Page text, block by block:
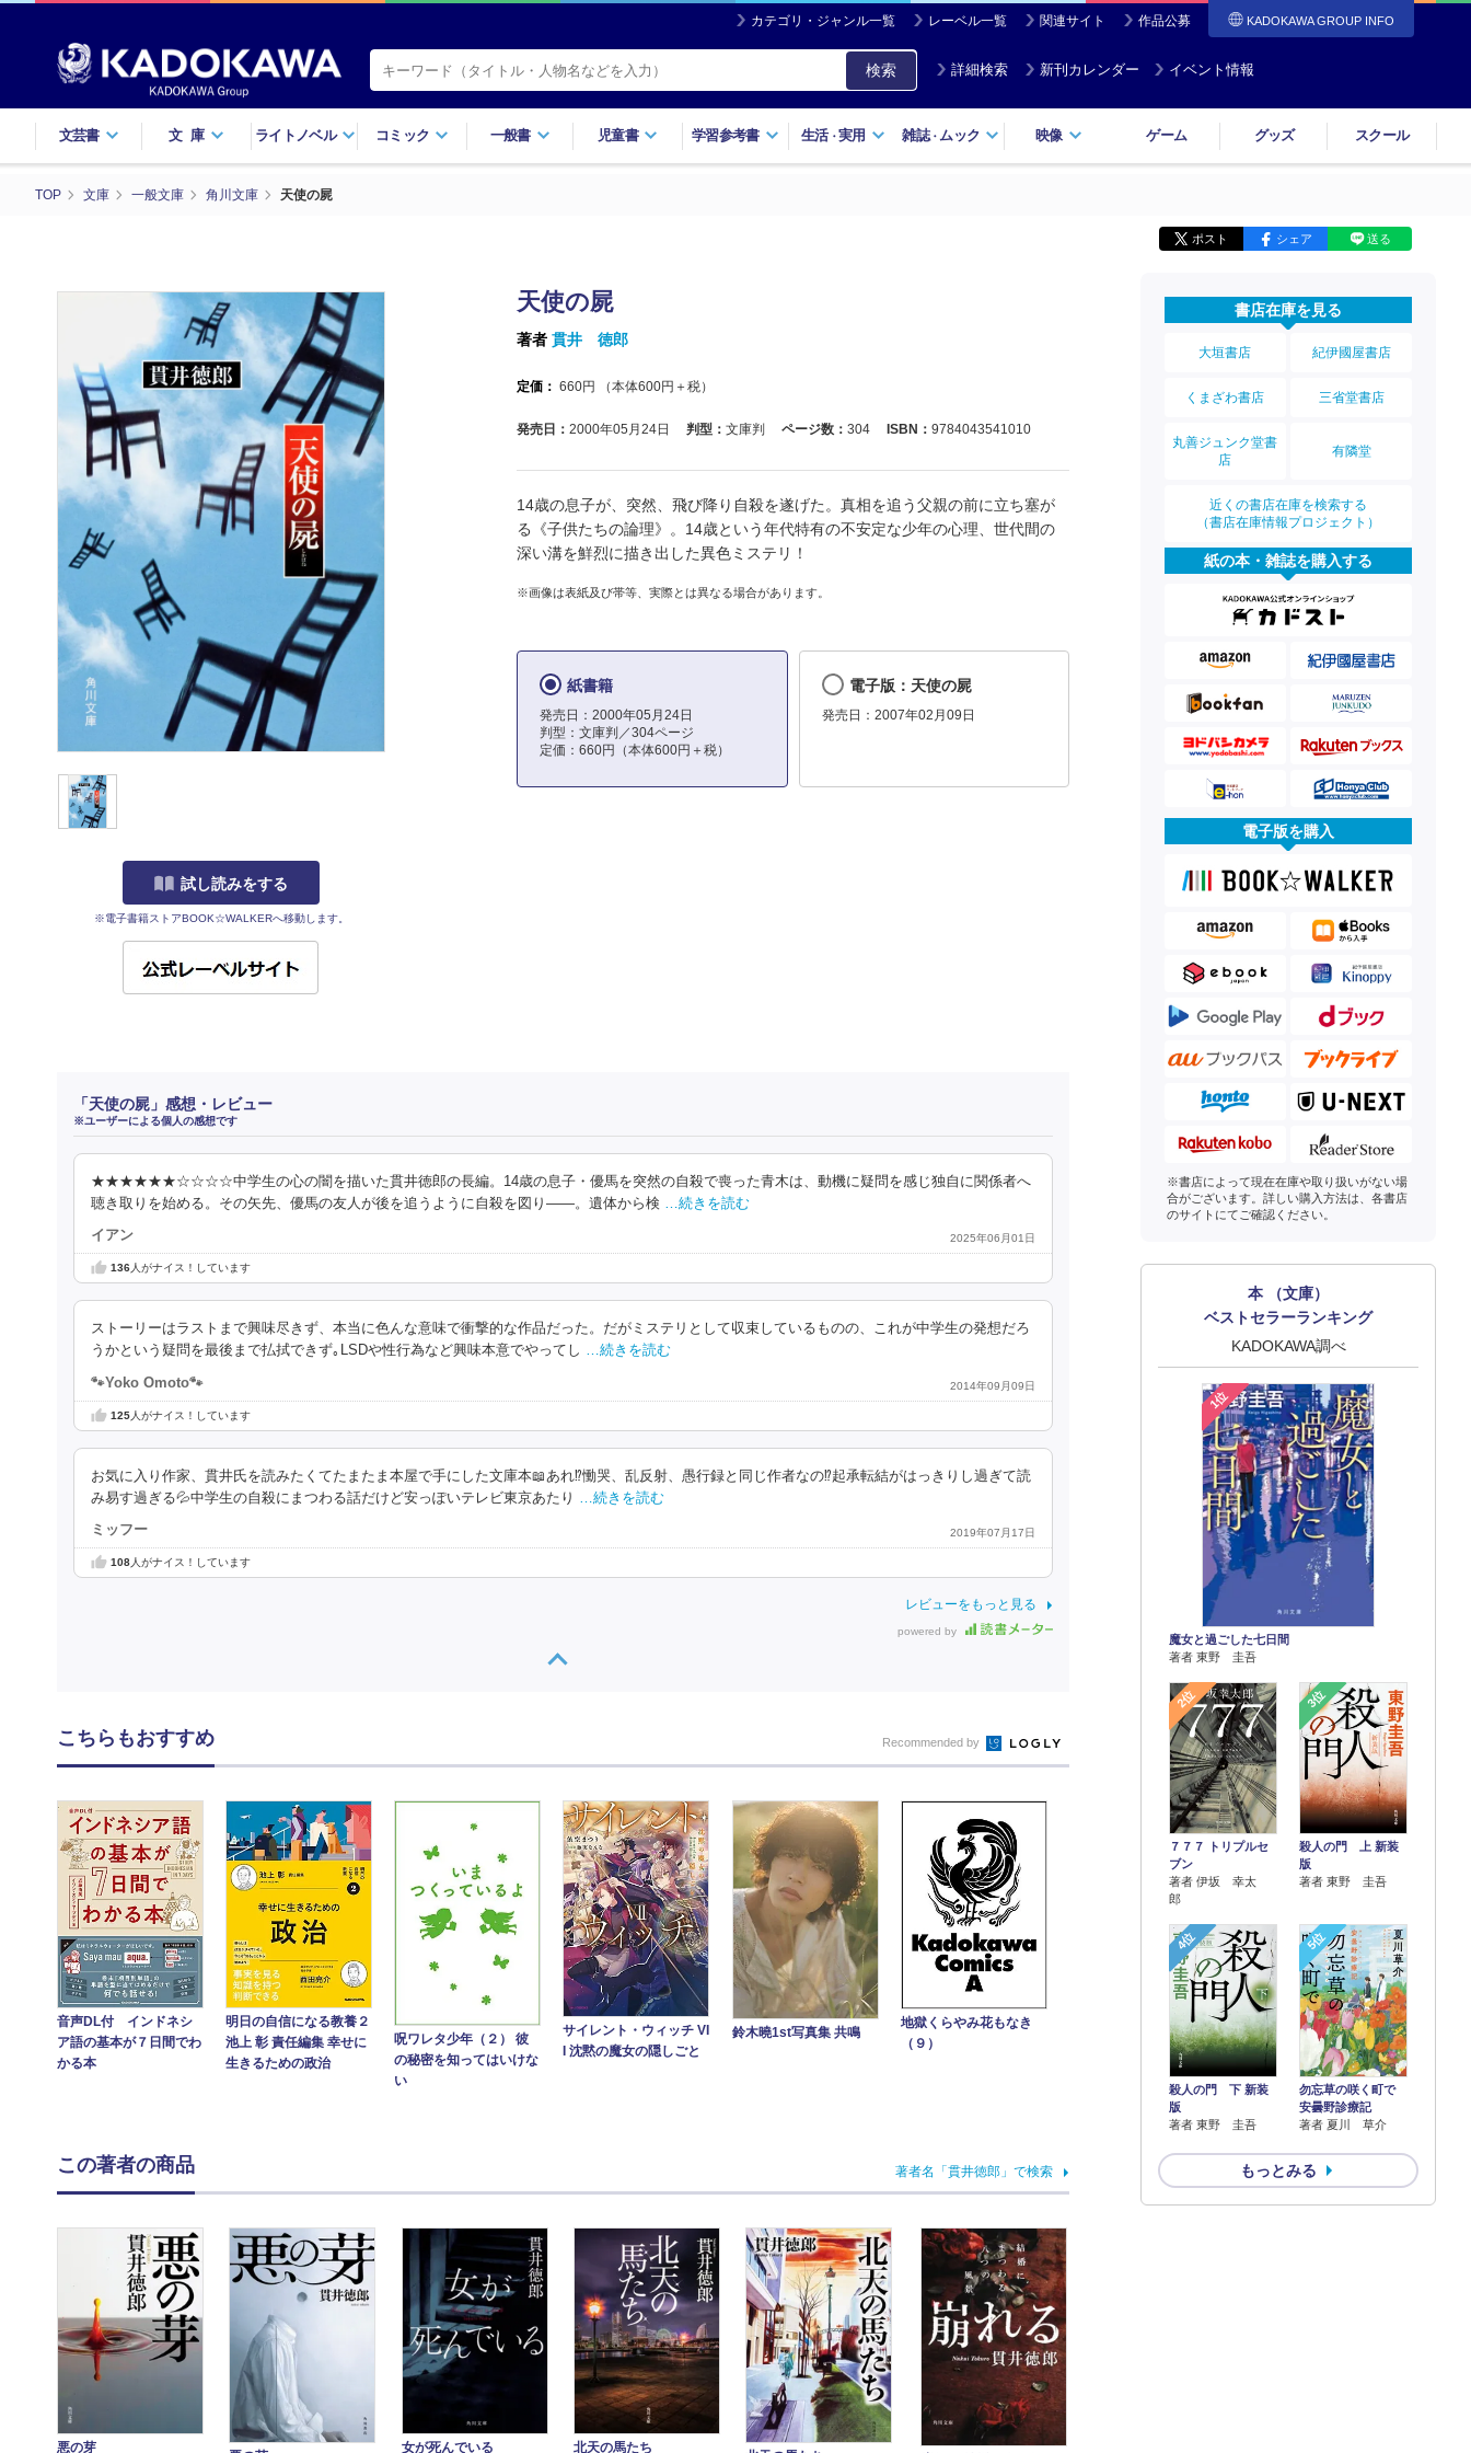
カテゴリ・ジャンル一覧 レーベル一覧 関連サイト 作品公募 KADOKAWA GROUP INFO
検索 詳細検索 新刊カレンダー イベント情報
文芸書 文庫 ライトノベル コミック 一般書 児童書 学習参考書 生活・実用 雑誌・ ムック 映像 ゲーム グッズ スクール
TOP 文庫 一般文庫 角川文庫 天使の屍
ポスト シェア 送る
試し読みをする
※電子書籍ストアBOOK☆WALKERへ移動します。
天使の屍
著者 貫井 徳郎
定価： 660円 （本体600円＋税）
発売日： 2000年05月24日 判型： 文庫判 ページ数： 304 ISBN： 9784043541010
14歳の息子が、突然、飛び降り自殺を遂げた。真相を追う父親の前に立ち塞が
る《子供たちの論理》。14歳という年代特有の不安定な少年の心理、世代間の
深い溝を鮮烈に描き出した異色ミステリ！
※画像は表紙及び帯等、実際とは異なる場合があります。
紙書籍
発売日：2000年05月24日
判型：文庫判／304ページ
定価：660円（本体600円＋税）
電子版：天使の屍
発売日：2007年02月09日
「天使の屍」感想・レビュー
※ユーザーによる個人の感想です
★★★★★★☆☆☆☆中学生の心の闇を描いた貫井徳郎の長編。14歳の息子・優馬を突然の自殺で喪った青木は、動機に疑問を感じ独自に関係者へ
聴き取りを始める。その矢先、優馬の友人が後を追うように自殺を図り――。遺体から検
…続きを読む
イアン 2025年06月01日
136人がナイス！しています
ストーリーはラストまで興味尽きず、本当に色んな意味で衝撃的な作品だった。だがミステリとして収束しているものの、これが中学生の発想だろ
うかという疑問を最後まで払拭できず｡LSDや性行為など興味本意でやってし …続きを読む
🐾Yoko Omoto🐾 2014年09月09日
125人がナイス！しています
お気に入り作家、貫井氏を読みたくてたまたま本屋で手にした文庫本📖あれ⁉️慟哭、乱反射、愚行録と同じ作者なの⁉️起承転結がはっきりし過ぎて読
み易す過ぎる💦中学生の自殺にまつわる話だけど安っぽいテレビ東京あたり …続きを読む
ミッフー 2019年07月17日
108人がナイス！しています
レビューをもっと見る
powered by
書店在庫を見る
大垣書店 紀伊國屋書店
くまざわ書店 三省堂書店
丸善ジュンク堂書
店
有隣堂
近くの書店在庫を検索する
（書店在庫情報プロジェクト）
紙の本・雑誌を購入する
電子版を購入
※書店によって現在在庫や取り扱いがない場
合がございます。詳しい購入方法は、各書店
のサイトにてご確認ください。
本 （文庫）
ベストセラーランキング
KADOKAWA調べ
1位
魔女と過ごした七日間
著者 東野 圭吾
2位
７７７ トリプルセ
ブン
著者 伊坂 幸太
郎
3位
殺人の門 上 新装
版
著者 東野 圭吾
4位
殺人の門 下 新装
版
著者 東野 圭吾
5位
勿忘草の咲く町で
安曇野診療記
著者 夏川 草介
もっとみる
こちらもおすすめ Recommended by
音声DL付 インドネシ
ア語の基本が７日間でわ
かる本
明日の自信になる教養２
池上 彰 責任編集 幸せに
生きるための政治
呪ワレタ少年（２） 彼
の秘密を知ってはいけな
い
サイレント・ウィッチ VI
I 沈黙の魔女の隠しごと
鈴木曉1st写真集 共鳴
地獄くらやみ花もなき
（９）
この著者の商品 著者名「貫井徳郎」で検索
悪の芽
女が死んでいる
北天の馬たち